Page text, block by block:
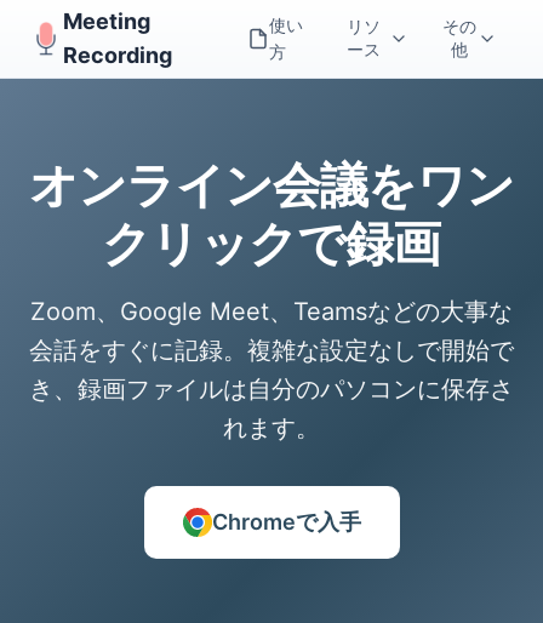
Meeting
Recording
使い
方
リソ
ース
その
他
オンライン会議をワン
クリックで録画
Zoom、Google Meet、Teamsなどの大事な
会話をすぐに記録。複雑な設定なしで開始で
き、録画ファイルは自分のパソコンに保存さ
れます。
Chromeで入手